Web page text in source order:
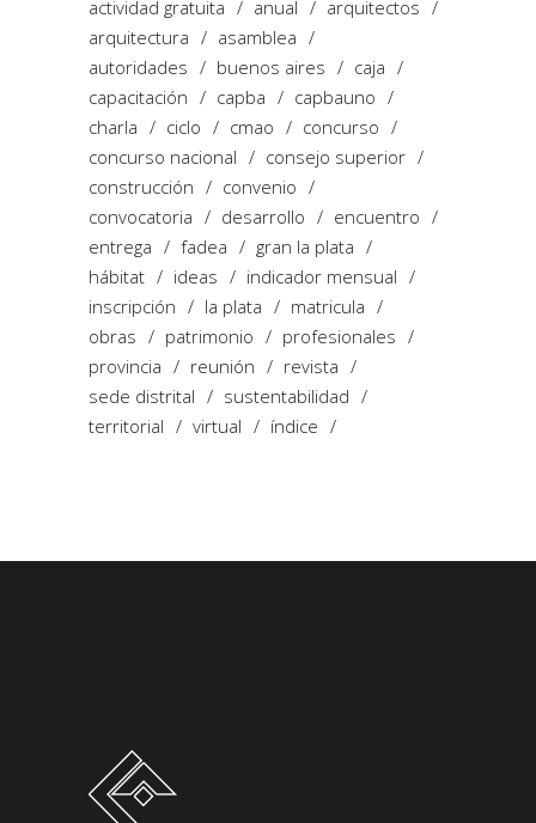
actividad gratuita
anual
arquitectos
arquitectura
asamblea
autoridades
buenos aires
caja
capacitación
capba
capbauno
charla
ciclo cmao
concurso
concurso nacional
consejo superior
construcción
convenio
convocatoria
desarrollo
encuentro
entrega
fadea
gran la plata
hábitat
ideas
indicador mensual
inscripción
la plata
matricula
obras
patrimonio
profesionales
provincia
reunión
revista
sede distrital
sustentabilidad
territorial
virtual índice